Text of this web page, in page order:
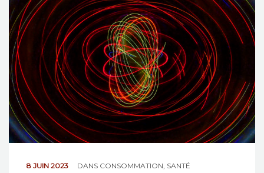
8 JUIN 2023 DANS CONSOMMATION, SANTÉ